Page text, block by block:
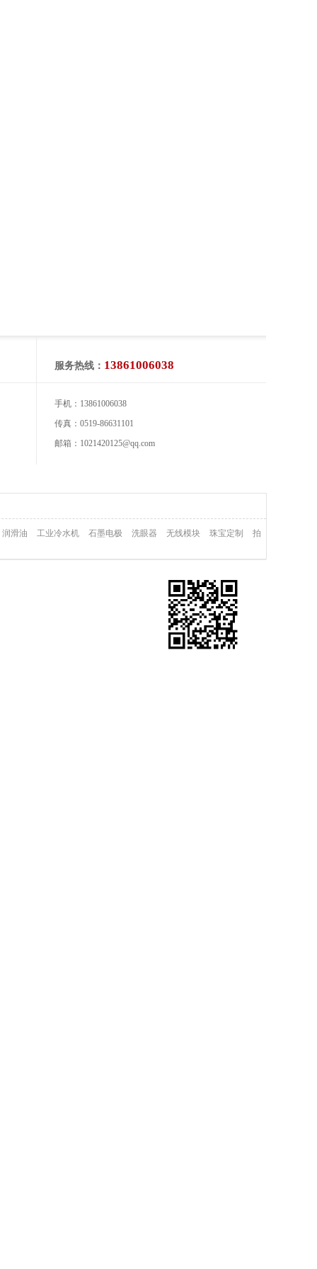
服务热线： 13861006038
手机：13861006038
传真：0519-86631101
邮箱：1021420125@qq.com
润滑油 工业冷水机 石墨电极 洗眼器 无线模块 珠宝定制 拍